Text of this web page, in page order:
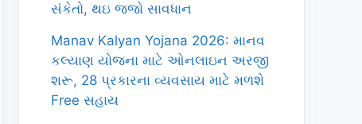
સંકેતો, થઇ જજો સાવધાન
Manav Kalyan Yojana 2026: માનવ
કલ્યાણ યોજના માટે ઓનલાઇન અરજી
શરૂ, 28 પ્રકારના વ્યવસાય માટે મળશે
Free સહાય